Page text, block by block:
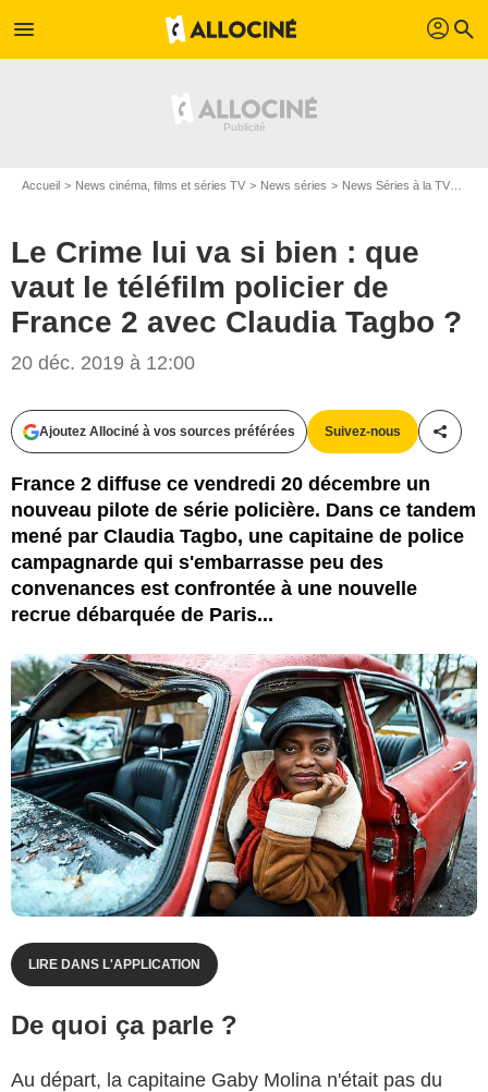
menu profil search
Accueil News cinéma, films et séries TV News séries News Séries à la TV
Le Crime lui va si bien : que
vaut le téléfilm policier de
France 2 avec Claudia Tagbo ?
20 déc. 2019 à 12:00
Ajoutez Allociné à vos sources préférées Suivez-nous
France 2 diffuse ce vendredi 20 décembre un
nouveau pilote de série policière. Dans ce tandem
mené par Claudia Tagbo, une capitaine de police
campagnarde qui s'embarrasse peu des
convenances est confrontée à une nouvelle
recrue débarquée de Paris...
LIRE DANS L'APPLICATION
De quoi ça parle ?
Au départ, la capitaine Gaby Molina n'était pas du